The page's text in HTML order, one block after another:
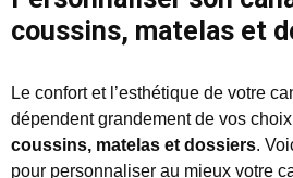
coussins, matelas et
Le confort et l’esthétique de votre
dépendent grandement de vos
coussins, matelas et dossiers.
pour personnaliser au mieux votre